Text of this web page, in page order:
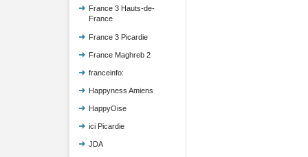
France 3 Hauts-de-
France
France 3 Picardie
France Maghreb 2
franceinfo:
Happyness Amiens
HappyOise
ici Picardie
JDA